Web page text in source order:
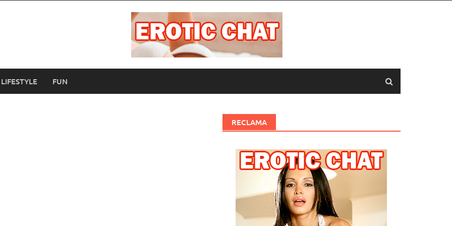
LIFESTYLE FUN
RECLAMA